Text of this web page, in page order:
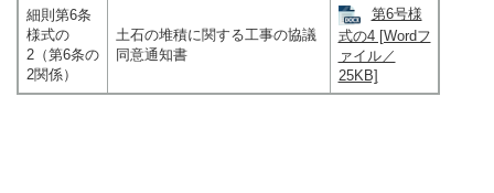
細則第6条
様式の
2（第6条の
2関係）
土石の堆積に関する工事の協議
同意通知書
第6号様
式の4 [Wordフ
ァイル／
25KB]